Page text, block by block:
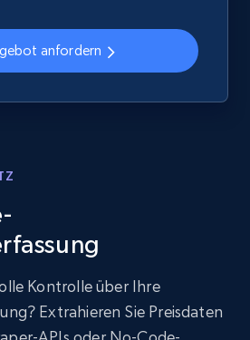
anfordern
Kontrolle über Ihre
Extrahieren Sie Preisdaten